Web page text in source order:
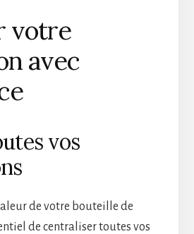
votre
avec
vos
de votre bouteille de
de centraliser toutes vos